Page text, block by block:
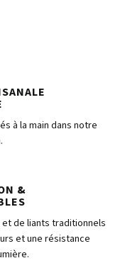
à la main dans notre
&
de liants traditionnels
et une résistance